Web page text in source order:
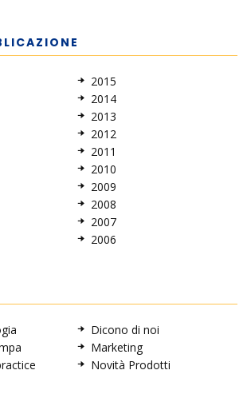
2015
2014
2013
2012
2011
2010
2009
2008
2007
2006
Dicono di noi
Marketing
Novità Prodotti